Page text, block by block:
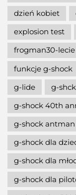
dzień kobiet
explosion test
frogman30-
funkcje g-shock
g-lide
g-
g-shock 40th
g-shock antman
g-shock dla
g-shock dla
g-shock dla